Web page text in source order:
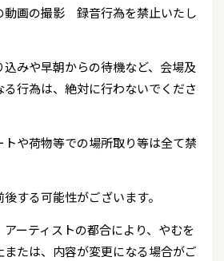
動画の撮影 録音行為を禁止いたし
みや早朝からの待機など、会場及
行為は、絶対に行わないでくださ
や荷物等での場所取り等は全て禁
する可能性がございます。
ーティストの都合により、やむを
または、内容が変更になる場合がご